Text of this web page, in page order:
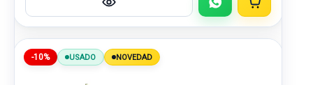
-10% USADO NOVEDAD